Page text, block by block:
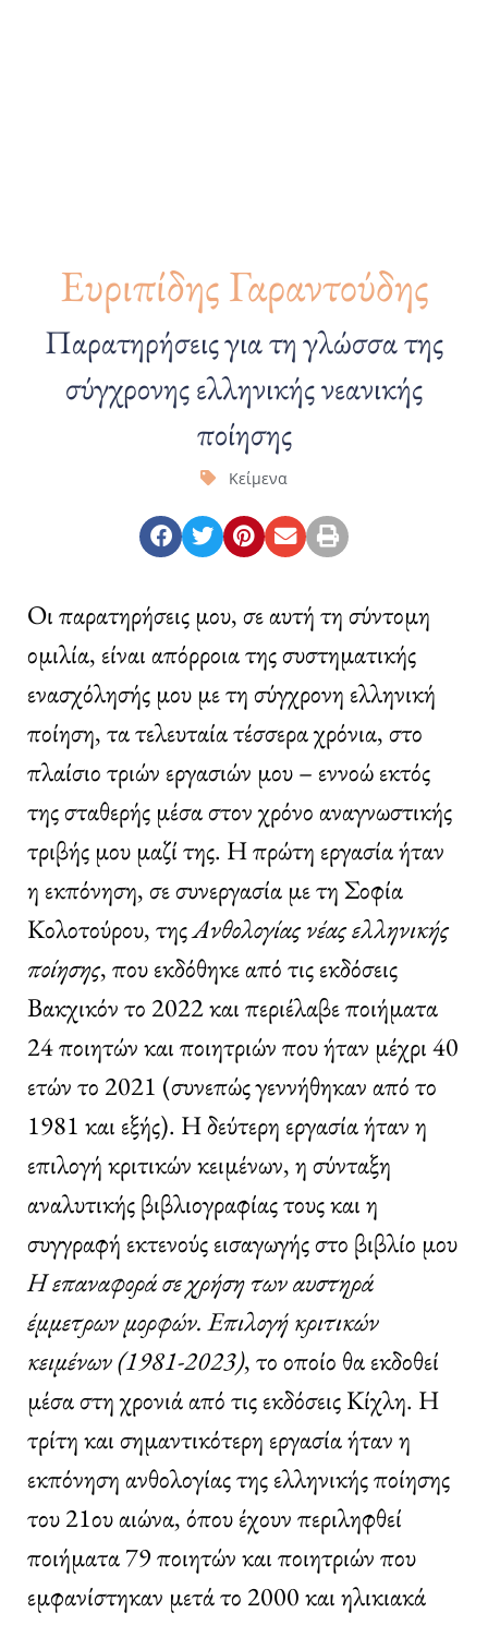
Ευριπίδης Γαραντούδης
Παρατηρήσεις για τη γλώσσα της
σύγχρονης ελληνικής νεανικής
ποίησης
Κείμενα
Οι παρατηρήσεις μου, σε αυτή τη σύντομη
ομιλία, είναι απόρροια της συστηματικής
ενασχόλησής μου με τη σύγχρονη ελληνική
ποίηση, τα τελευταία τέσσερα χρόνια, στο
πλαίσιο τριών εργασιών μου – εννοώ εκτός
της σταθερής μέσα στον χρόνο αναγνωστικής
τριβής μου μαζί της. Η πρώτη εργασία ήταν
η εκπόνηση, σε συνεργασία με τη Σοφία
Κολοτούρου, τηςΑνθολογίας νέας ελληνικής
ποίησης, που εκδόθηκε από τις εκδόσεις
Βακχικόν το 2022 και περιέλαβε ποιήματα
24 ποιητών και ποιητριών που ήταν μέχρι 40
ετών το 2021 (συνεπώς γεννήθηκαν από το
1981 και εξής). Η δεύτερη εργασία ήταν η
επιλογή κριτικών κειμένων, η σύνταξη
αναλυτικής βιβλιογραφίας τους και η
συγγραφή εκτενούς εισαγωγής στο βιβλίο μου
Η επαναφορά σε χρήση των αυστηρά
έμμετρων μορφών. Επιλογή κριτικών
κειμένων (1981-2023), το οποίο θα εκδοθεί
μέσα στη χρονιά από τις εκδόσεις Κίχλη. Η
τρίτη και σημαντικότερη εργασία ήταν η
εκπόνηση ανθολογίας της ελληνικής ποίησης
του 21ου αιώνα, όπου έχουν περιληφθεί
ποιήματα 79 ποιητών και ποιητριών που
εμφανίστηκαν μετά το 2000 και ηλικιακά